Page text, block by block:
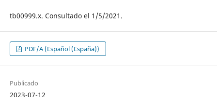
tb00999.x. Consultado el 1/5/2021.
PDF/A (Español (España))
Publicado
2023-07-12